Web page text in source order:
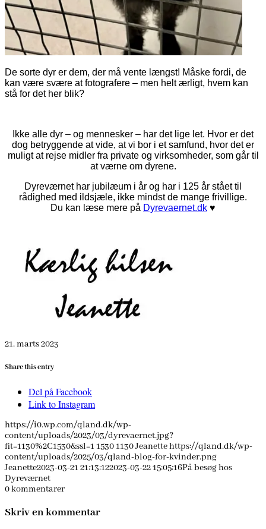
De sorte dyr er dem, der må vente længst! Måske fordi, de
kan være svære at fotografere – men helt ærligt, hvem kan
stå for det her blik?
Ikke alle dyr – og mennesker – har det lige let. Hvor er det
dog betryggende at vide, at vi bor i et samfund, hvor det er
muligt at rejse midler fra private og virksomheder, som går til
at værne om dyrene.
Dyreværnet har jubilæum i år og har i 125 år stået til
rådighed med ildsjæle, ikke mindst de mange frivillige.
Du kan læse mere på Dyrevaernet.dk ♥
21. marts 2023
Share this entry
Del på Facebook
Link to Instagram
https://i0.wp.com/qland.dk/wp-
content/uploads/2023/03/dyrevaernet.jpg?
fit=1130%2C1530&ssl=1 15301130Jeanettehttps://qland.dk/wp-
content/uploads/2025/03/qland-blog-for-kvinder.png
Jeanette2023-03-21 21:13:122023-03-22 15:05:16På besøg hos
Dyreværnet
0kommentarer
Skriv en kommentar